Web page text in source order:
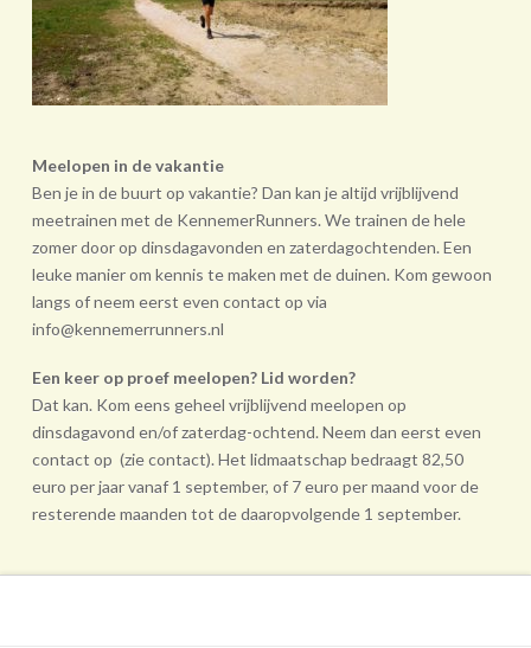
Meelopen in de vakantie
Ben je in de buurt op vakantie? Dan kan je altijd vrijblijvend
meetrainen met de KennemerRunners. We trainen de hele
zomer door op dinsdagavonden en zaterdagochtenden. Een
leuke manier om kennis te maken met de duinen. Kom gewoon
langs of neem eerst even contact op via
info@kennemerrunners.nl
Een keer op proef meelopen? Lid worden?
Dat kan. Kom eens geheel vrij­blijvend meelopen op
dinsdagavond en/of zaterdag-ochtend. Neem dan eerst even
contact op (zie contact). Het lidmaatschap bedraagt 82,50
euro per jaar vanaf 1 september, of 7 euro per maand voor de
resterende maanden tot de daarop­volgende 1 september.